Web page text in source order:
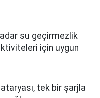
su geçirmezlik
için uygun
tek bir şarjla